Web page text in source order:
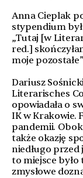
Anna Cieplak
stypendium
„Tutaj [w
red.]
moje
Dariusz
Literarisches
opowiadała o
IK w Krakowie.
pandemii.
także okazję
niedługo przed
to miejsce było
zmysłowe